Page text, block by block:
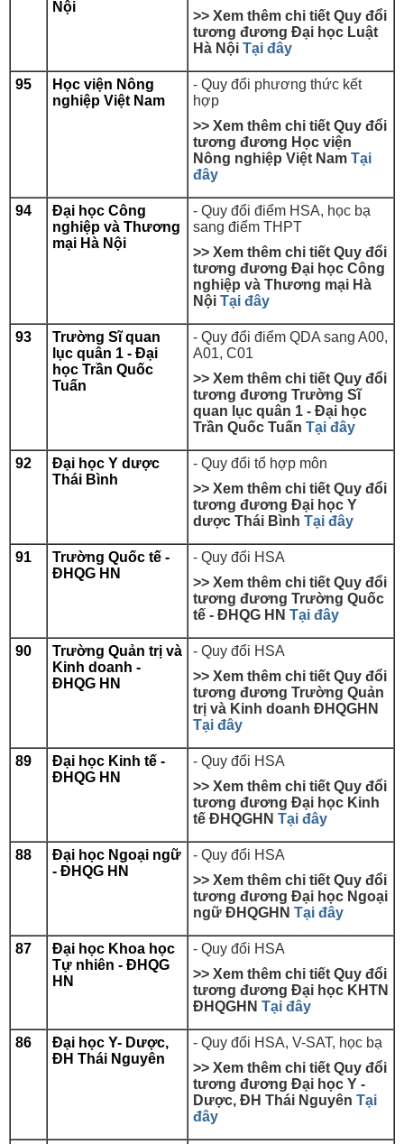
Nội
>> Xem thêm chi tiết Quy đổi
tương đương Đại học Luật
Hà Nội Tại đây
95
Học viện Nông
nghiệp Việt Nam
- Quy đổi phương thức kết
hợp
>> Xem thêm chi tiết Quy đổi
tương đương Học viện
Nông nghiệp Việt Nam Tại
đây
94
Đại học Công
nghiệp và Thương
mại Hà Nội
- Quy đổi điểm HSA, học bạ
sang điểm THPT
>> Xem thêm chi tiết Quy đổi
tương đương Đại học Công
nghiệp và Thương mại Hà
Nội Tại đây
93
Trường Sĩ quan
lục quân 1 - Đại
học Trần Quốc
Tuấn
- Quy đổi điểm QDA sang A00,
A01, C01
>> Xem thêm chi tiết Quy đổi
tương đương Trường Sĩ
quan lục quân 1 - Đại học
Trần Quốc Tuấn Tại đây
92
Đại học Y dược
Thái Bình
- Quy đổi tổ hợp môn
>> Xem thêm chi tiết Quy đổi
tương đương Đại học Y
dược Thái Bình Tại đây
91
Trường Quốc tế -
ĐHQG HN
- Quy đổi HSA
>> Xem thêm chi tiết Quy đổi
tương đương Trường Quốc
tế - ĐHQG HN Tại đây
90
Trường Quản trị và
Kinh doanh -
ĐHQG HN
- Quy đổi HSA
>> Xem thêm chi tiết Quy đổi
tương đương Trường Quản
trị và Kinh doanh ĐHQGHN
Tại đây
89
Đại học Kinh tế -
ĐHQG HN
- Quy đổi HSA
>> Xem thêm chi tiết Quy đổi
tương đương Đại học Kinh
tế ĐHQGHN Tại đây
88
Đại học Ngoại ngữ
- ĐHQG HN
- Quy đổi HSA
>> Xem thêm chi tiết Quy đổi
tương đương Đại học Ngoại
ngữ ĐHQGHN Tại đây
87
Đại học Khoa học
Tự nhiên - ĐHQG
HN
- Quy đổi HSA
>> Xem thêm chi tiết Quy đổi
tương đương Đại học KHTN
ĐHQGHN Tại đây
86
Đại học Y- Dược,
ĐH Thái Nguyên
- Quy đổi HSA, V-SAT, học bạ
>> Xem thêm chi tiết Quy đổi
tương đương Đại học Y -
Dược, ĐH Thái Nguyên Tại
đây